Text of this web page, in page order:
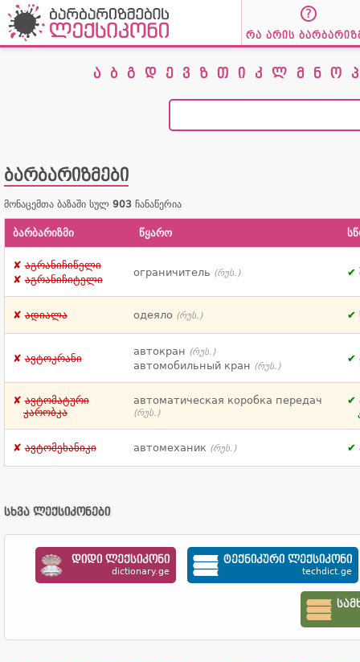
რა არის
ა ბ გ დ ე ვ ზ თ ი კ ლ მ ნ ო პ
ბარბარიზმები
მონაცემთა ბაზაში სულ 903 ჩანაწერია
ბარბარიზმი წყარო
აგრანიჩიწელი
აგრანიჩიტელი
ограничитель (რუს.)
ადიალა одеяло (რუს.)
ავტოკრანი
автокран (რუს.)
автомобильный кран (რუს.)
ავტომატური
კარობკა
автоматическая коробка передач
(რუს.)
ავტომეხანიკი автомеханик (რუს.)
სხვა ლექსიკონები
დიდი ლექსიკონი
dictionary.ge
ტექნიკური ლექსიკონი
techdict.ge